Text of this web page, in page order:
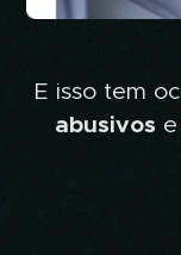
E isso tem
abusivos